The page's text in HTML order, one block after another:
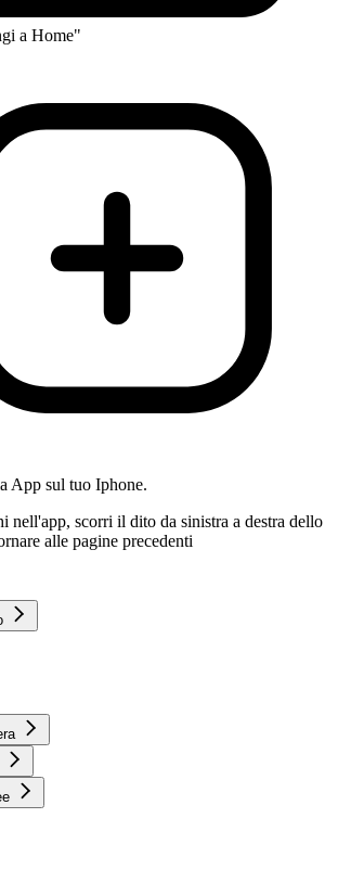
a Home"
App sul tuo Iphone.
nell'app, scorri il dito da sinistra a destra dello
alle pagine precedenti